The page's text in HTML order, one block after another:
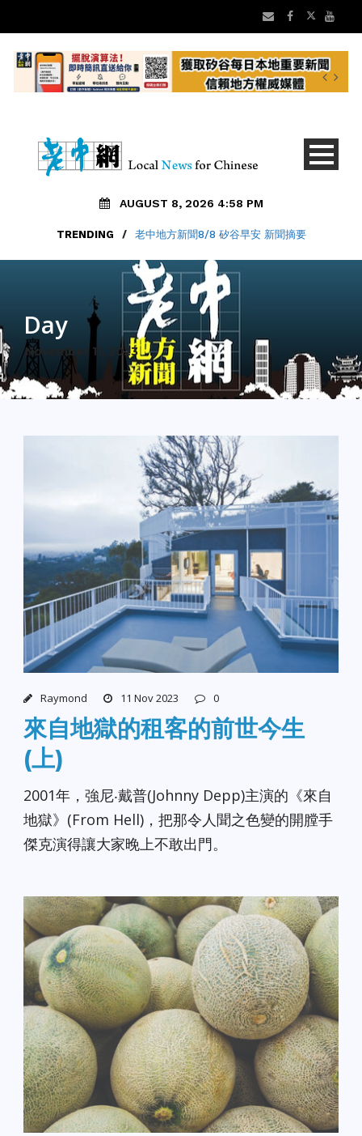
AUGUST 8, 2026 4:58 PM
TRENDING / 老中地方新聞8/8 矽谷早安 新聞摘要
Day
November 11, 2023
Raymond 11 Nov 2023 0
來自地獄的租客的前世今生
(上)
2001年，強尼‧戴普(Johnny Depp)主演的《來自
地獄》(From Hell)，把那令人聞之色變的開膛手
傑克演得讓大家晚上不敢出門。